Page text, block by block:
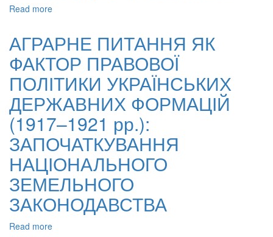
Read more
У
КОНТЕКСТІ
ПРАВОВОЇ
ПОЛІТИКИ
УКРАЇНСЬКИХ
НАЦІОНАЛЬНИХ
ДЕРЖАВНИХ
ФОРМАЦІЙ
(1917–
1921
рр.):
ЗАКОНОДАВЧИЙ
АСПЕКТ
АГРАРНЕ ПИТАННЯ ЯК
ФАКТОР ПРАВОВОЇ
ПОЛІТИКИ УКРАЇНСЬКИХ
ДЕРЖАВНИХ ФОРМАЦІЙ
(1917–1921 рр.):
ЗАПОЧАТКУВАННЯ
НАЦІОНАЛЬНОГО
ЗЕМЕЛЬНОГО
ЗАКОНОДАВСТВА
Read more